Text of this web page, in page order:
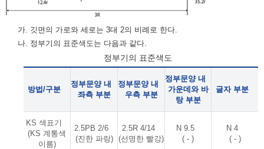
가. 깃면의 가로와 세로는 3대 2의 비례로 한다.
나. 정부기의 표준색도는 다음과 같다.
정부기의 표준색도
방법/구분
정부문양 내
좌측 부분
정부문양 내
우측 부분
정부문양 내
가운데와 바
탕 부분
글자 부분
KS 색표기
(KS 계통색
이름)
2.5PB 2/6
(진한 파랑)
2.5R 4/14
(선명한 빨강)
N 9.5
( - )
N 4
( - )